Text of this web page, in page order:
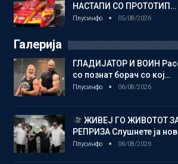
НАСТАПИ СО ПРОТОТИП…
Плусинфо 05/08/2026
Галерија
ГЛАДИЈАТОР И ВОИН
со познат борач со кој…
Плусинфо 06/08/2026
ЖИВЕЈ ГО ЖИВОТОТ
РЕПРИЗА Слушнете ја
Плусинфо 06/08/2026